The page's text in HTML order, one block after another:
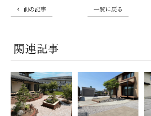
前の記事 一覧に戻る
関連記事